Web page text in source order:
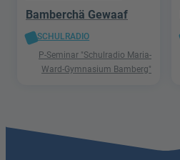
Bamberchä Gewaaf
SCHULRADIO
P-Seminar "Schulradio Maria-
Ward-Gymnasium Bamberg"